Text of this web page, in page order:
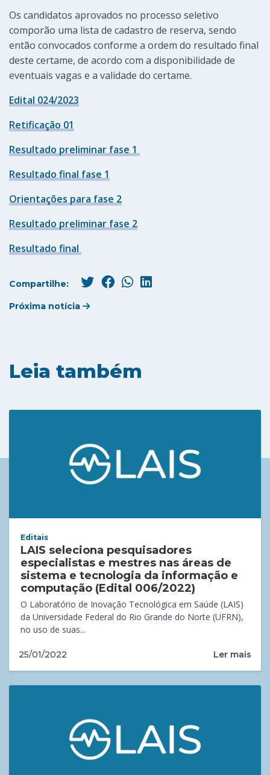
Os candidatos aprovados no processo seletivo
comporão uma lista de cadastro de reserva, sendo
então convocados conforme a ordem do resultado final
deste certame, de acordo com a disponibilidade de
eventuais vagas e a validade do certame.
Edital 024/2023
Retificação 01
Resultado preliminar fase 1
Resultado final fase 1
Orientações para fase 2
Resultado preliminar fase 2
Resultado final
Compartilhe:
Próxima notícia
Leia também
Editais
LAIS seleciona pesquisadores
especialistas e mestres nas áreas de
sistema e tecnologia da informação e
computação (Edital 006/2022)
O Laboratório de Inovação Tecnológica em Saúde (LAIS)
da Universidade Federal do Rio Grande do Norte (UFRN),
no uso de suas...
25/01/2022 Ler mais